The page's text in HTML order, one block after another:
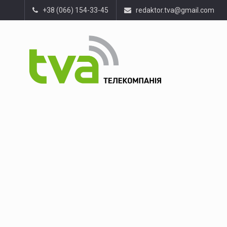
+38 (066) 154-33-45 redaktor.tva@gmail.com